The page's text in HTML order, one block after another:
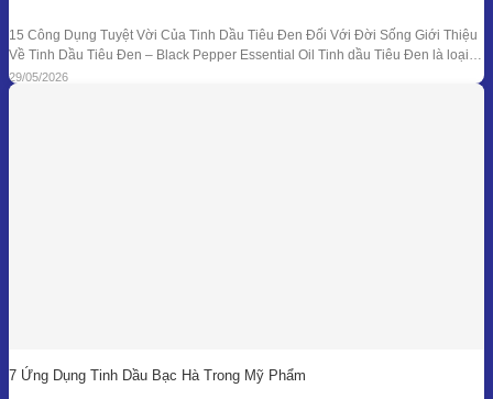
15 Công Dụng Tuyệt Vời Của Tinh Dầu Tiêu Đen Đối Với Đời Sống Giới Thiệu
Về Tinh Dầu Tiêu Đen – Black Pepper Essential Oil Tinh dầu Tiêu Đen là loại
tinh dầu thiên nhiên được chiết xuất từ quả của cây Tiêu Đen (Piper nigrum)
bằng phương pháp chưng cất hơi nước. Đây là
29/05/2026
7 Ứng Dụng Tinh Dầu Bạc Hà Trong Mỹ Phẩm